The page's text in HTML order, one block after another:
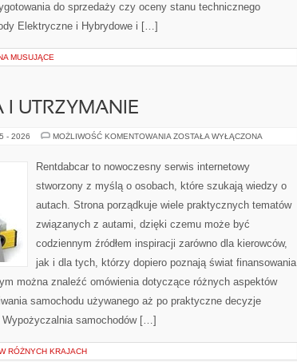
do sprzedaży czy oceny stanu technicznego
Elektryczne i Hybrydowe i […]
MUSUJĄCE
I UTRZYMANIE
- 2026 MOŻLIWOŚĆ KOMENTOWANIA EKSPLOATACJA
ZOSTAŁA WYŁĄCZONA
Rentdabcar to nowoczesny serwis internetowy
stworzony z myślą o osobach, które szukają wiedzy o
autach. Strona porządkuje wiele praktycznych tematów
związanych z autami, dzięki czemu może być
codziennym źródłem inspiracji zarówno dla kierowców,
jak i dla tych, którzy dopiero poznają świat finansowania
można znaleźć omówienia dotyczące różnych aspektów
samochodu używanego aż po praktyczne decyzje
samochodów […]
RÓŻNYCH KRAJACH